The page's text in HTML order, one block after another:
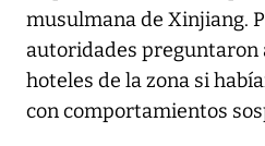
musulmana de Xinjiang.
autoridades preguntaron
hoteles de la zona si
con comportamientos